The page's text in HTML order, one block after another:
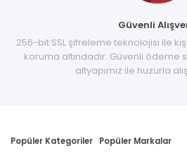
Güvenli
256-bit SSL şifreleme teknolojisi ile
koruma altındadır. Güvenli ödeme
altyapımız ile huzurla
Popüler Kategoriler Popüler Markalar